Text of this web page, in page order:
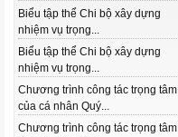
Biểu tập thể Chi bộ xây dựng
nhiệm vụ trọng...
Biểu tập thể Chi bộ xây dựng
nhiệm vụ trọng...
Chương trình công tác trọng tâm
của cá nhân Quý...
Chương trình công tác trọng tâm